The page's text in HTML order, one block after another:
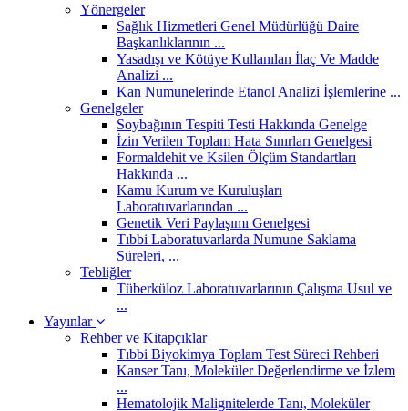
Yönergeler
Sağlık Hizmetleri Genel Müdürlüğü Daire
Başkanlıklarının ...
Yasadışı ve Kötüye Kullanılan İlaç Ve Madde
Analizi ...
Kan Numunelerinde Etanol Analizi İşlemlerine ...
Genelgeler
Soybağının Tespiti Testi Hakkında Genelge
İzin Verilen Toplam Hata Sınırları Genelgesi
Formaldehit ve Ksilen Ölçüm Standartları
Hakkında ...
Kamu Kurum ve Kuruluşları
Laboratuvarlarından ...
Genetik Veri Paylaşımı Genelgesi
Tıbbi Laboratuvarlarda Numune Saklama
Süreleri, ...
Tebliğler
Tüberküloz Laboratuvarlarının Çalışma Usul ve
...
Yayınlar
Rehber ve Kitapçıklar
Tıbbi Biyokimya Toplam Test Süreci Rehberi
Kanser Tanı, Moleküler Değerlendirme ve İzlem
...
Hematolojik Malignitelerde Tanı, Moleküler